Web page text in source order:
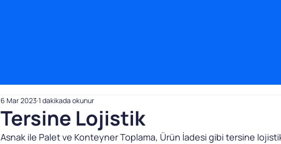
Tersine Lojistik
6 Mar 2023 1 dakikada okunur
Asnak ile Palet ve Konteyner Toplama, Ürün İadesi gibi tersine